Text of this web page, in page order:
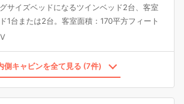
サイズベッドになるツインベッド2台、客室
1台または2台。客室面積：170平方フィート
側キャビンを全て見る (7件)